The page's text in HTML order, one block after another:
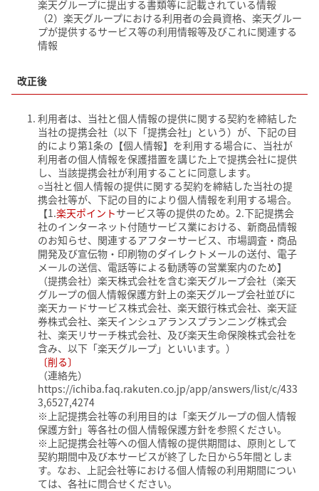
楽天グループに提出する書類等に記載されている情報
（2）楽天グループにおける利用者の会員資格、楽天グルー
プが提供するサービス等の利用情報等及びこれに関連する
情報
改正後
利用者は、当社と個人情報の提供に関する契約を締結した
当社の提携会社（以下「提携会社」という）が、下記の目
的により第1条の【個人情報】を利用する場合に、当社が
利用者の個人情報を保護措置を講じた上で提携会社に提供
し、当該提携会社が利用することに同意します。
○当社と個人情報の提供に関する契約を締結した当社の提
携会社等が、下記の目的により個人情報を利用する場合。
【1.楽天ポイントサービス等の提供のため。2.下記提携会
社のインターネット付随サービス業における、新商品情報
のお知らせ、関連するアフターサービス、市場調査・商品
開発及び宣伝物・印刷物のダイレクトメールの送付、電子
メールの送信、電話等による勧誘等の営業案内のため】
（提携会社）楽天株式会社を含む楽天グループ会社（楽天
グループの個人情報保護方針上の楽天グループ会社並びに
楽天カードサービス株式会社、楽天銀行株式会社、楽天証
券株式会社、楽天インシュアランスプランニング株式会
社、楽天リサーチ株式会社、及び楽天生命保険株式会社を
含み、以下「楽天グループ」といいます。）
〔削る〕
（連絡先）
https://ichiba.faq.rakuten.co.jp/app/answers/list/c/433
3,6527,4274
※上記提携会社等の利用目的は「楽天グループの個人情報
保護方針」等各社の個人情報保護方針を参照ください。
※上記提携会社等への個人情報の提供期間は、原則として
契約期間中及び本サービスが終了した日から5年間としま
す。なお、上記会社等における個人情報の利用期間につい
ては、各社に問合せください。